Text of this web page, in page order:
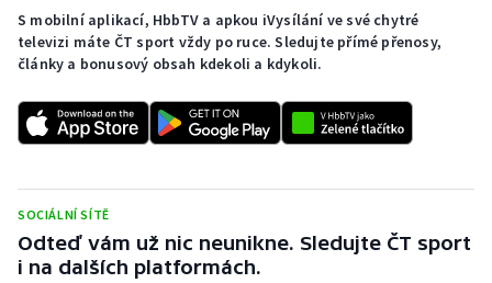
S mobilní aplikací, HbbTV a apkou iVysílání ve své chytré
televizi máte ČT sport vždy po ruce. Sledujte přímé přenosy,
články a bonusový obsah kdekoli a kdykoli.
SOCIÁLNÍ SÍTĚ
Odteď vám už nic neunikne. Sledujte ČT sport
i na dalších platformách.